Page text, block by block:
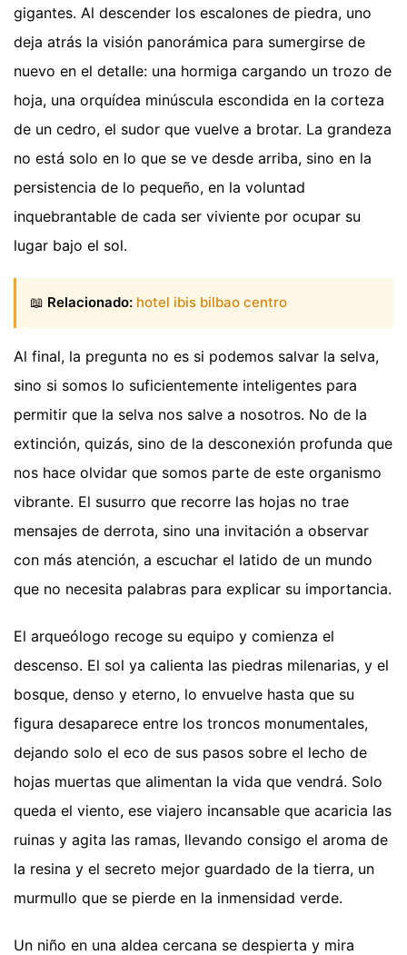
gigantes. Al descender los escalones de piedra, uno
deja atrás la visión panorámica para sumergirse de
nuevo en el detalle: una hormiga cargando un trozo de
hoja, una orquídea minúscula escondida en la corteza
de un cedro, el sudor que vuelve a brotar. La grandeza
no está solo en lo que se ve desde arriba, sino en la
persistencia de lo pequeño, en la voluntad
inquebrantable de cada ser viviente por ocupar su
lugar bajo el sol.
📖 Relacionado: hotel ibis bilbao centro
Al final, la pregunta no es si podemos salvar la selva,
sino si somos lo suficientemente inteligentes para
permitir que la selva nos salve a nosotros. No de la
extinción, quizás, sino de la desconexión profunda que
nos hace olvidar que somos parte de este organismo
vibrante. El susurro que recorre las hojas no trae
mensajes de derrota, sino una invitación a observar
con más atención, a escuchar el latido de un mundo
que no necesita palabras para explicar su importancia.
El arqueólogo recoge su equipo y comienza el
descenso. El sol ya calienta las piedras milenarias, y el
bosque, denso y eterno, lo envuelve hasta que su
figura desaparece entre los troncos monumentales,
dejando solo el eco de sus pasos sobre el lecho de
hojas muertas que alimentan la vida que vendrá. Solo
queda el viento, ese viajero incansable que acaricia las
ruinas y agita las ramas, llevando consigo el aroma de
la resina y el secreto mejor guardado de la tierra, un
murmullo que se pierde en la inmensidad verde.
Un niño en una aldea cercana se despierta y mira